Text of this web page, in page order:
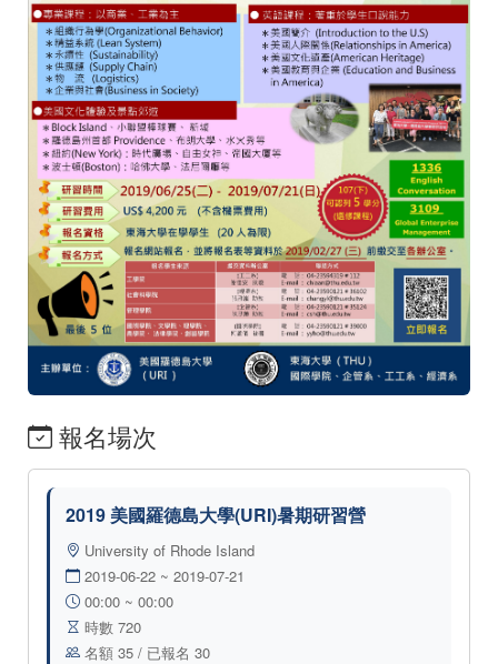
報名場次
2019 美國羅德島大學(URI)暑期研習營
University of Rhode Island
2019-06-22 ~ 2019-07-21
00:00 ~ 00:00
時數 720
名額 35 / 已報名 30